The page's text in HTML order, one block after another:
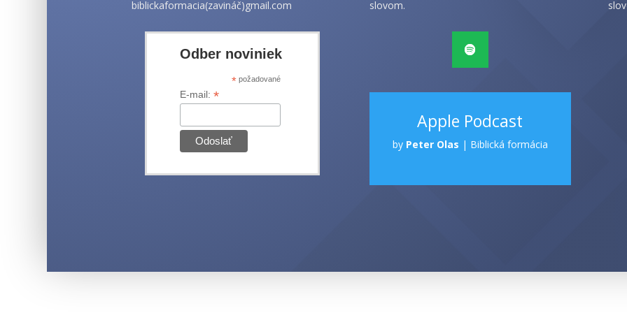
biblickaformacia(zavináč)gmail.com
Odber noviniek
*požadované
E-mail: *
slovom.
Apple Podcast
by Peter Olas | Biblická formácia